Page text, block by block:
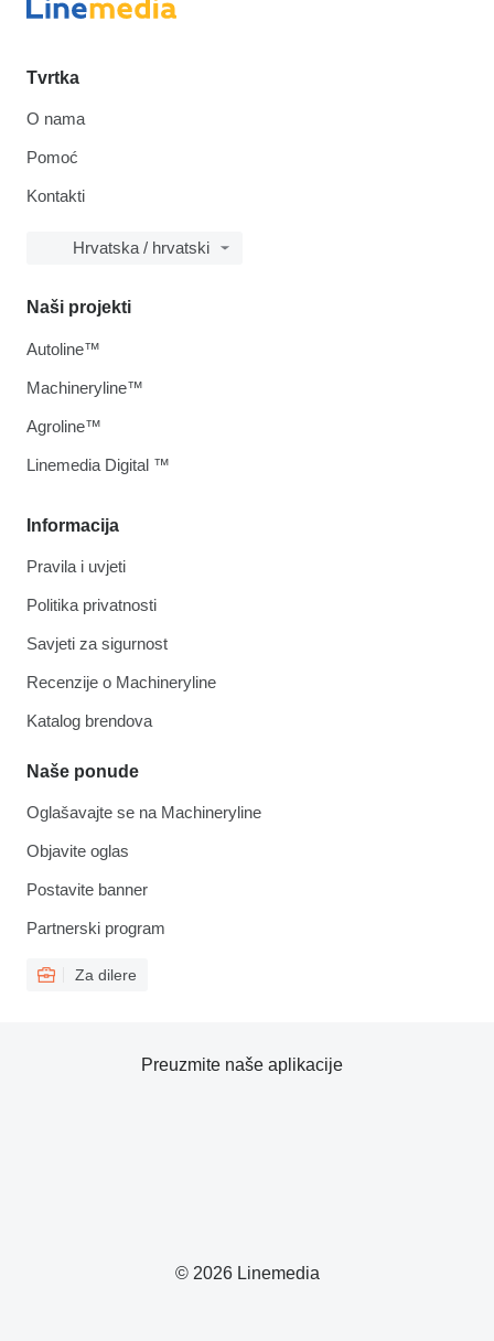
Tvrtka
O nama
Pomoć
Kontakti
Hrvatska / hrvatski
Informacija
Pravila i uvjeti
Politika privatnosti
Savjeti za sigurnost
Recenzije o Machineryline
Katalog brendova
Naše ponude
Oglašavajte se na Machineryline
Objavite oglas
Postavite banner
Partnerski program
Za dilere
Naši projekti
Autoline™
Machineryline™
Agroline™
Linemedia Digital ™
© 2026 Linemedia
Preuzmite naše aplikacije